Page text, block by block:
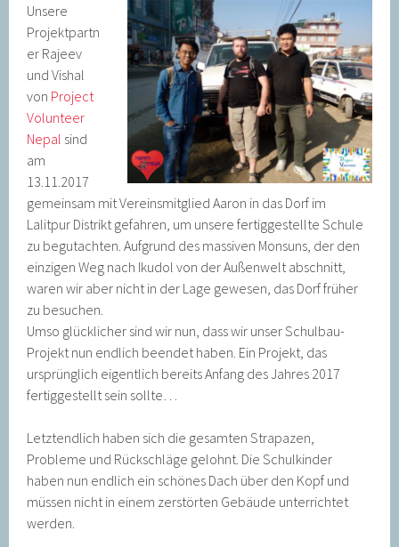
Unsere
Projektpartn
er Rajeev
und Vishal
von Project
Volunteer
Nepal sind
am
13.11.2017
gemeinsam mit Vereinsmitglied Aaron in das Dorf im
Lalitpur Distrikt gefahren, um unsere fertiggestellte Schule
zu begutachten. Aufgrund des massiven Monsuns, der den
einzigen Weg nach Ikudol von der Außenwelt abschnitt,
waren wir aber nicht in der Lage gewesen, das Dorf früher
zu besuchen.
Umso glücklicher sind wir nun, dass wir unser Schulbau-
Projekt nun endlich beendet haben. Ein Projekt, das
ursprünglich eigentlich bereits Anfang des Jahres 2017
fertiggestellt sein sollte…
Letztendlich haben sich die gesamten Strapazen,
Probleme und Rückschläge gelohnt. Die Schulkinder
haben nun endlich ein schönes Dach über den Kopf und
müssen nicht in einem zerstörten Gebäude unterrichtet
werden.